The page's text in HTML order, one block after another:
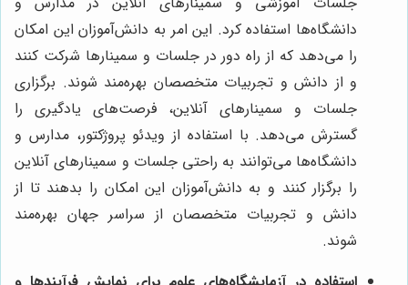
دانشگاه‌ها استفاده کرد. این امر به دانش‌آموزان این امکان
را می‌دهد که از راه دور در جلسات و سمینارها شرکت کنند
و از دانش و تجربیات متخصصان بهره‌مند شوند. برگزاری
جلسات و سمینارهای آنلاین، فرصت‌های یادگیری را
گسترش می‌دهد. با استفاده از ویدئو پروژکتور، مدارس و
دانشگاه‌ها می‌توانند به راحتی جلسات و سمینارهای آنلاین
را برگزار کنند و به دانش‌آموزان این امکان را بدهند تا از
دانش و تجربیات متخصصان از سراسر جهان بهره‌مند
شوند.